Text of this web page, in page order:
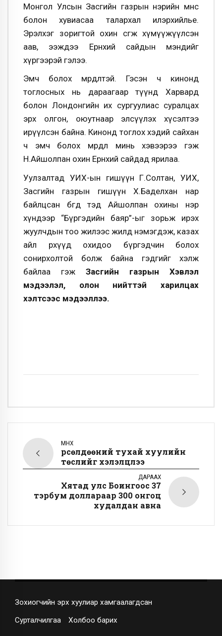
Монгол Улсын Засгийн газрын нэрийн өмнөөс
болон хувиасаа талархал илэрхийлье.
Эрэлхэг зоригтой охин өсгөж хүмүүжүүлсэн
аав, ээждээ Ерөнхий сайдын мэндийг
хүргээрэй гэлээ.
Эмч болох мөрөөдөлтэй. Гэсэн ч кинонд
тоглосных нь дараагаар түүнд Харвард
болон Лондонгийн их сургуулиас суралцах
эрх олгон, оюутнаар элсүүлэх хүсэлтээ
ирүүлсэн байна. Кинонд тоглох хэдий сайхан
ч эмч болох мөрөөдөл минь хэвээрээ гэж
Н.Айшолпан охин Ерөнхий сайдад ярилаа.
Уулзалтад УИХ-ын гишүүн Г.Солтан, УИХ,
Засгийн газрын гишүүн Х.Баделхан нар
байлцсан бөгөөд тэд Айшолпан охины нэр
хүндээр “Бүргэдийн баяр”-ыг зорьж ирэх
жуулчдын тоо жилээс жилд нэмэгдэж, казах
айл өрхүүд охидоо бүргэдчин болох
сонирхолтой болж байна гэдгийг хэлж
байлаа гэж Засгийн газрын Хэвлэл
мэдээлэл, олон нийттэй харилцах
хэлтсээс мэдээллээ.
ӨМНӨХ
Өрсөлдөөний тухай хуулийн
төслийг хэлэлцлээ
ДАРААХ
Хятад улс Боингоос 37
тэрбум доллараар 300 онгоц
худалдан авна
Зохиогчийн эрх хуулиар хамгаалагдсан
Сурталчилгаа Холбоо барих